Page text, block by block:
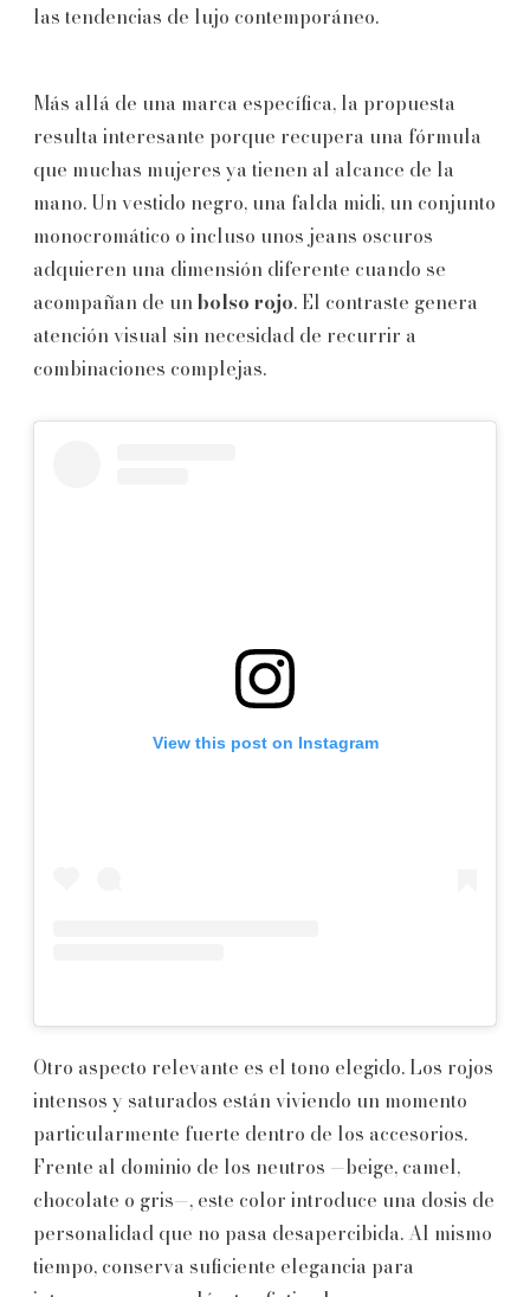
las tendencias de lujo contemporáneo.
Más allá de una marca específica, la propuesta
resulta interesante porque recupera una fórmula
que muchas mujeres ya tienen al alcance de la
mano. Un vestido negro, una falda midi, un conjunto
monocromático o incluso unos jeans oscuros
adquieren una dimensión diferente cuando se
acompañan de unbolso rojo. El contraste genera
atención visual sin necesidad de recurrir a
combinaciones complejas.
View this post on Instagram
Otro aspecto relevante es el tono elegido. Los rojos
intensos y saturados están viviendo un momento
particularmente fuerte dentro de los accesorios.
Frente al dominio de los neutros —beige, camel,
chocolate o gris—, este color introduce una dosis de
personalidad que no pasa desapercibida. Al mismo
tiempo, conserva suficiente elegancia para